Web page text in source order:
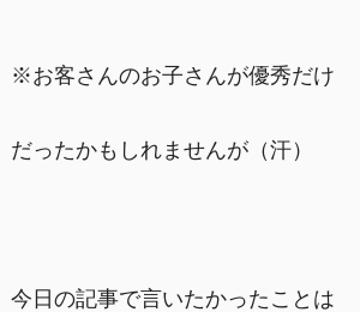
※お客さんのお子さんが優秀だけ
だったかもしれませんが（汗）
今日の記事で言いたかったことは